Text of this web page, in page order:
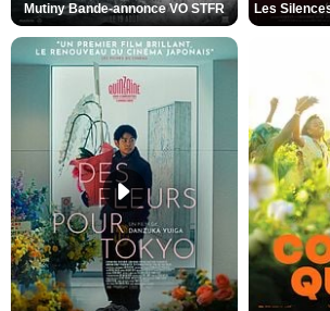
Mutiny Bande-annonce VO STFR